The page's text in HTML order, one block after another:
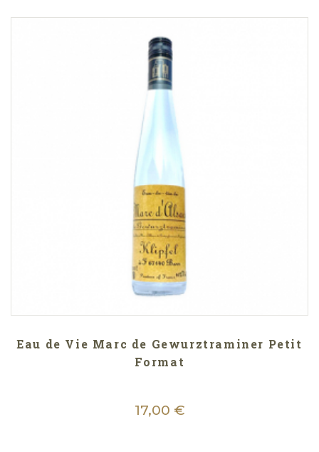
Eau de Vie Marc de Gewurztraminer Petit
Format
17,00 €